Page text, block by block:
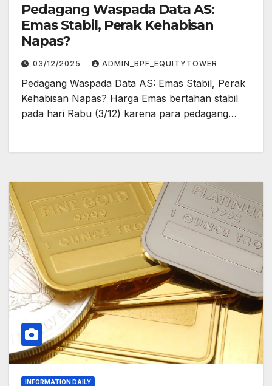
Pedagang Waspada Data AS:
Emas Stabil, Perak Kehabisan
Napas?
03/12/2025 ADMIN_BPF_EQUITYTOWER
Pedagang Waspada Data AS: Emas Stabil, Perak
Kehabisan Napas? Harga Emas bertahan stabil
pada hari Rabu (3/12) karena para pedagang…
INFORMATION DAILY